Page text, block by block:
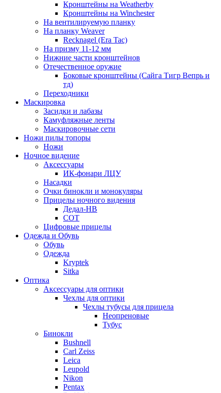
Кронштейны на Weatherby
Кронштейны на Winchester
На вентилируемую планку
На планку Weaver
Recknagel (Era Tac)
На призму 11-12 мм
Нижние части кронштейнов
Отечественное оружие
Боковые кронштейны (Сайга Тигр Вепрь и
тд)
Переходники
Маскировка
Засидки и лабазы
Камуфляжные ленты
Маскировочные сети
Ножи пилы топоры
Ножи
Ночное видение
Аксессуары
ИК-фонари ЛЦУ
Насадки
Очки бинокли и монокуляры
Прицелы ночного видения
Дедал-НВ
СОТ
Цифровые прицелы
Одежда и Обувь
Обувь
Одежда
Kryptek
Sitka
Оптика
Аксессуары для оптики
Чехлы для оптики
Чехлы тубусы для прицела
Неопреновые
Тубус
Бинокли
Bushnell
Carl Zeiss
Leica
Leupold
Nikon
Pentax